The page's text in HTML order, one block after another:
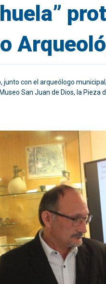
con el arqueólogo
San Juan de Dios, la